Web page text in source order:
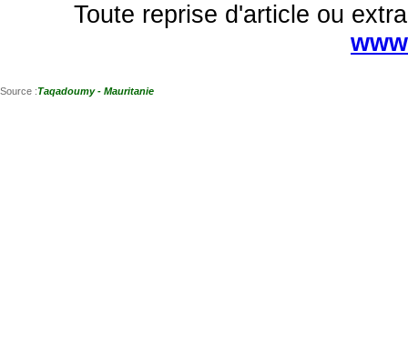
Toute reprise d'article ou
Source :Taqadoumy - Mauritanie